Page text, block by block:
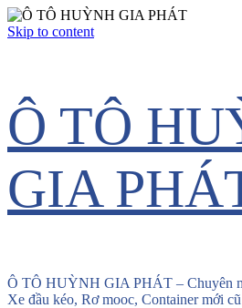
Skip to content
Ô TÔ
GIA
Ô TÔ HUỲNH GIA PHÁT – Chuyên
Xe đầu kéo, Rơ mooc, Container mới